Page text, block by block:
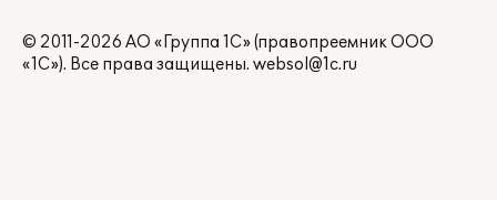
© 2011-2026 АО «Группа 1С» (правопреемник ООО
«1С»). Все права защищены. websol@1c.ru